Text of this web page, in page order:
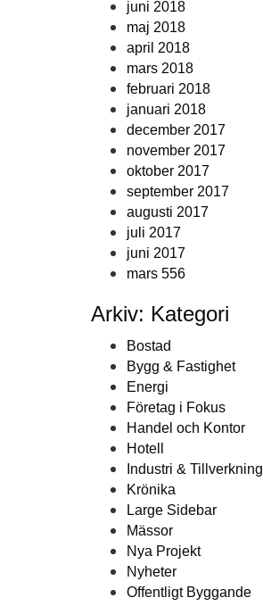
juni 2018
maj 2018
april 2018
mars 2018
februari 2018
januari 2018
december 2017
november 2017
oktober 2017
september 2017
augusti 2017
juli 2017
juni 2017
mars 556
Arkiv: Kategori
Bostad
Bygg & Fastighet
Energi
Företag i Fokus
Handel och Kontor
Hotell
Industri & Tillverkning
Krönika
Large Sidebar
Mässor
Nya Projekt
Nyheter
Offentligt Byggande